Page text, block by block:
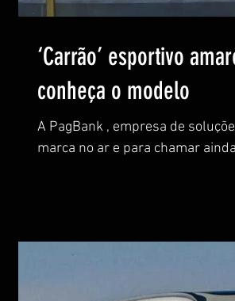
‘Carrão’ esportivo
conheça o modelo
A PagBank , empresa de
marca no ar e para chamar